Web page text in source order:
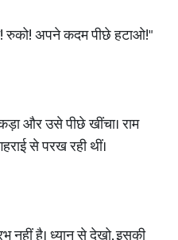
रुको! अपने कदम पीछे हटाओ!"
और उसे पीछे खींचा। राम
से परख रही थीं।